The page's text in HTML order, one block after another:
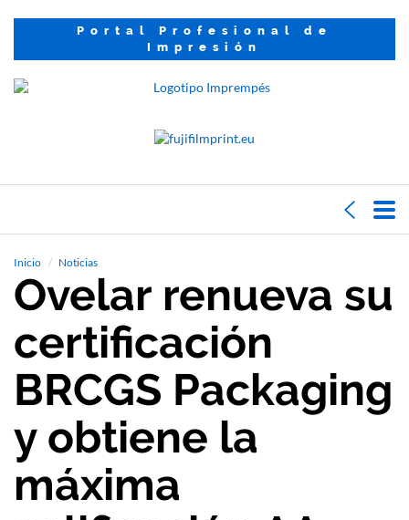
Portal Profesional de
Impresión
Inicio Noticias
Ovelar renueva su
certificación
BRCGS Packaging
y obtiene la
máxima